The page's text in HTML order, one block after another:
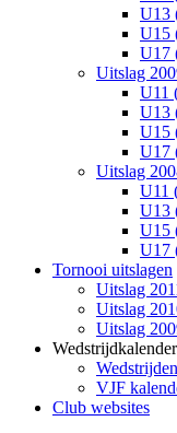
U13
U15
U17
Uitslag
U11
U13
U15
U17
Uitslag
U11
U13
U15
U17
Tornooi uitslagen
Uitslag
Uitslag
Uitslag
VJF
Club websites